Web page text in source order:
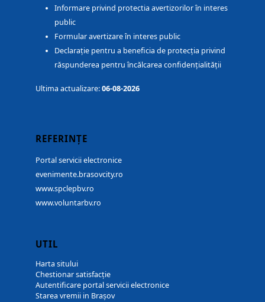
Informare privind protectia avertizorilor în interes
public
Formular avertizare în interes public
Declarație pentru a beneficia de protecția privind
răspunderea pentru încălcarea confidențialității
Ultima actualizare:06-08-2026
REFERINȚE
Portal servicii electronice
evenimente.brasovcity.ro
www.spclepbv.ro
www.voluntarbv.ro
UTIL
Harta sitului
Chestionar satisfacție
Autentificare portal servicii electronice
Starea vremii in Brașov